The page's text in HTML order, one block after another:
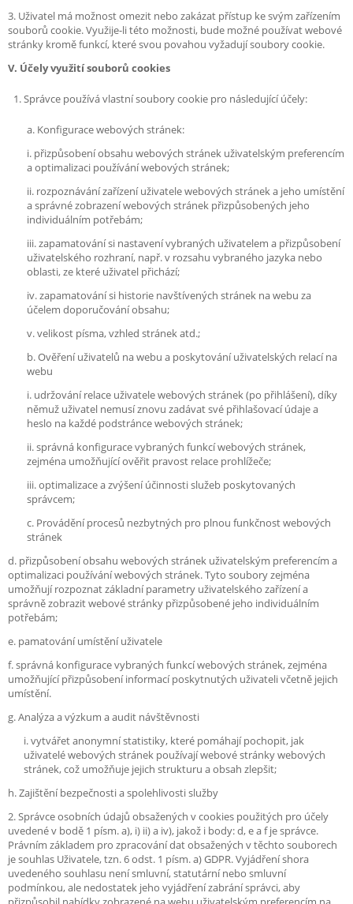
3. Uživatel má možnost omezit nebo zakázat přístup ke svým zařízením
souborů cookie. Využije-li této možnosti, bude možné používat webové
stránky kromě funkcí, které svou povahou vyžadují soubory cookie.
V. Účely využití souborů cookies
Správce používá vlastní soubory cookie pro následující účely:
a. Konfigurace webových stránek:
i. přizpůsobení obsahu webových stránek uživatelským preferencím
a optimalizaci používání webových stránek;
ii. rozpoznávání zařízení uživatele webových stránek a jeho umístění
a správné zobrazení webových stránek přizpůsobených jeho
individuálním potřebám;
iii. zapamatování si nastavení vybraných uživatelem a přizpůsobení
uživatelského rozhraní, např. v rozsahu vybraného jazyka nebo
oblasti, ze které uživatel přichází;
iv. zapamatování si historie navštívených stránek na webu za
účelem doporučování obsahu;
v. velikost písma, vzhled stránek atd.;
b. Ověření uživatelů na webu a poskytování uživatelských relací na
webu
i. udržování relace uživatele webových stránek (po přihlášení), díky
němuž uživatel nemusí znovu zadávat své přihlašovací údaje a
heslo na každé podstránce webových stránek;
ii. správná konfigurace vybraných funkcí webových stránek,
zejména umožňující ověřit pravost relace prohlížeče;
iii. optimalizace a zvýšení účinnosti služeb poskytovaných
správcem;
c. Provádění procesů nezbytných pro plnou funkčnost webových
stránek
d. přizpůsobení obsahu webových stránek uživatelským preferencím a
optimalizaci používání webových stránek. Tyto soubory zejména
umožňují rozpoznat základní parametry uživatelského zařízení a
správně zobrazit webové stránky přizpůsobené jeho individuálním
potřebám;
e. pamatování umístění uživatele
f. správná konfigurace vybraných funkcí webových stránek, zejména
umožňující přizpůsobení informací poskytnutých uživateli včetně jejich
umístění.
g. Analýza a výzkum a audit návštěvnosti
i. vytvářet anonymní statistiky, které pomáhají pochopit, jak
uživatelé webových stránek používají webové stránky webových
stránek, což umožňuje jejich strukturu a obsah zlepšit;
h. Zajištění bezpečnosti a spolehlivosti služby
2. Správce osobních údajů obsažených v cookies použitých pro účely
uvedené v bodě 1 písm. a), i) ii) a iv), jakož i body: d, e a f je správce.
Právním základem pro zpracování dat obsažených v těchto souborech
je souhlas Uživatele, tzn. 6 odst. 1 písm. a) GDPR. Vyjádření shora
uvedeného souhlasu není smluvní, statutární nebo smluvní
podmínkou, ale nedostatek jeho vyjádření zabrání správci, aby